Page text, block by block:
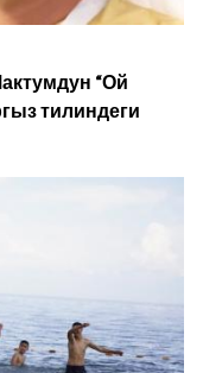
“Ой
тилиндеги